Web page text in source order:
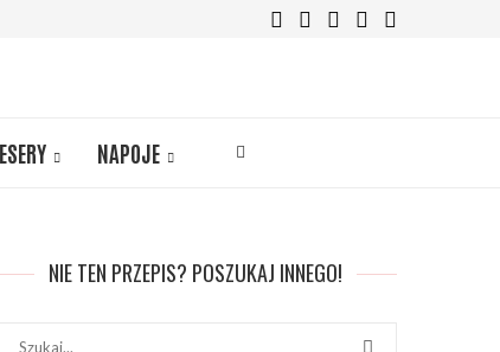
NAPOJE
NIE TEN PRZEPIS? POSZUKAJ INNEGO!